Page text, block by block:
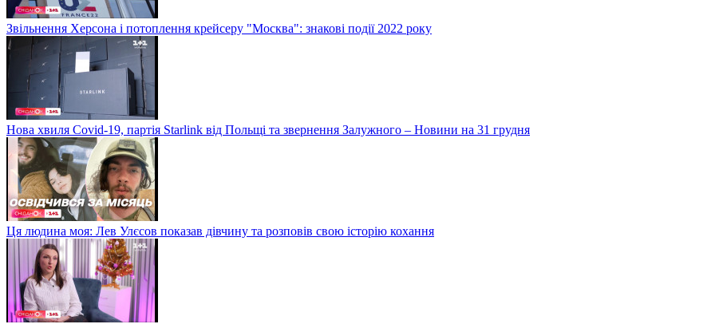
Звільнення Херсона і потоплення крейсеру "Москва": знакові події 2022 року
Нова хвиля Covid-19, партія Starlink від Польщі та звернення Залужного – Новини на 31 грудня
Ця людина моя: Лев Улєсов показав дівчину та розповів свою історію кохання